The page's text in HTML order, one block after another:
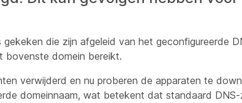
die zijn afgeleid van het geconfigureerde
bovenste domein bereikt.
verwijderd en nu proberen de apparaten te
domeinnaam, wat betekent dat standaard